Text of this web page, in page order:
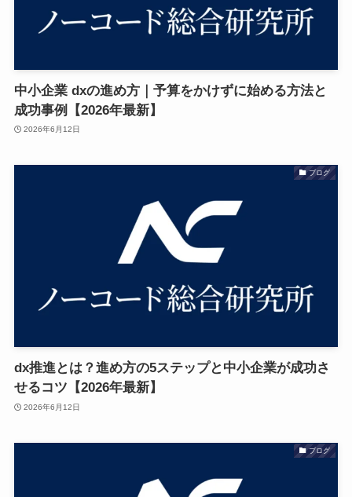
中小企業 dxの進め方｜予算をかけずに始める方法と
成功事例【2026年最新】
2026年6月12日
ブログ
dx推進とは？進め方の5ステップと中小企業が成功さ
せるコツ【2026年最新】
2026年6月12日
ブログ